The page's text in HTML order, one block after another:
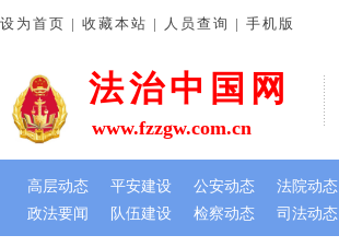
法治中国网
政法要闻 队伍建设 检察动态 司法动态
设为首页 | 收藏本站 | 人员查询 | 手机版
www.fzzgw.com.cn
高层动态 平安建设 公安动态 法院动态